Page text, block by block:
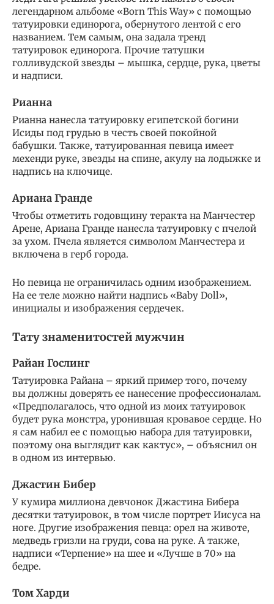
легендарном альбоме «Born This Way» с помощью
татуировки единорога, обернутого лентой с его
названием. Тем самым, она задала тренд
татуировок единорога. Прочие татушки
голливудской звезды – мышка, сердце, рука, цветы
и надписи.
Рианна
Рианна нанесла татуировку египетской богини
Исиды под грудью в честь своей покойной
бабушки. Также, татуированная певица имеет
мехенди руке, звезды на спине, акулу на лодыжке и
надпись на ключице.
Ариана Гранде
Чтобы отметить годовщину теракта на Манчестер
Арене, Ариана Гранде нанесла татуировку с пчелой
за ухом. Пчела является символом Манчестера и
включена в герб города.
Но певица не ограничилась одним изображением.
На ее теле можно найти надпись «Baby Doll»,
инициалы и изображения сердечек.
Тату знаменитостей мужчин
Райан Гослинг
Татуировка Райана – яркий пример того, почему
вы должны доверять ее нанесение профессионалам.
«Предполагалось, что одной из моих татуировок
будет рука монстра, уронившая кровавое сердце. Но
я сам набил ее с помощью набора для татуировки,
поэтому она выглядит как кактус», – объяснил он
в одном из интервью.
Джастин Бибер
У кумира миллиона девчонок Джастина Бибера
десятки татуировок, в том числе портрет Иисуса на
ноге. Другие изображения певца: орел на животе,
медведь гризли на груди, сова на руке. А также,
надписи «Терпение» на шее и «Лучше в 70» на
бедре.
Том Харди